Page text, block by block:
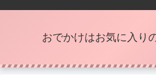
おでかけはお気に入り